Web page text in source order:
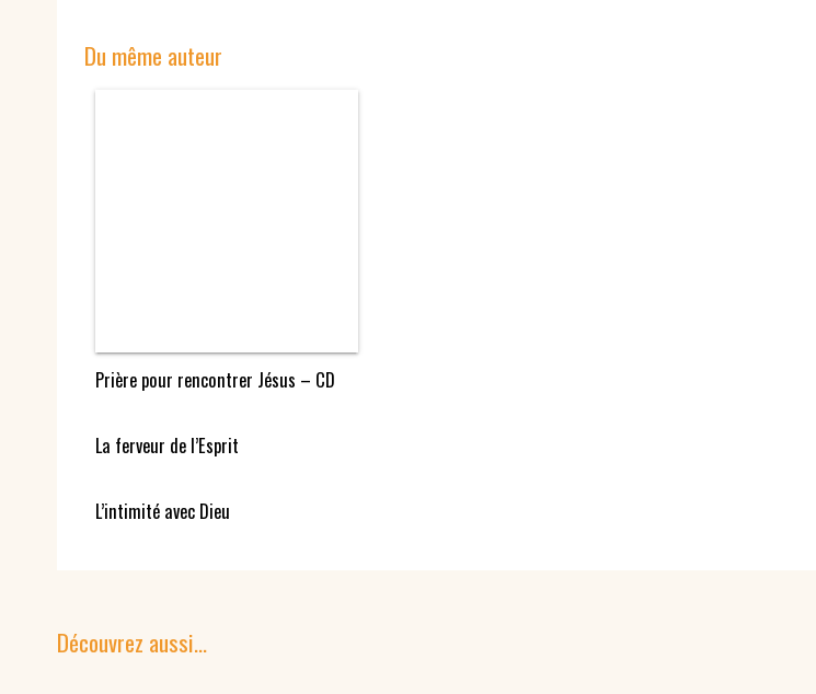
Du même auteur
Prière pour rencontrer Jésus – CD
La ferveur de l’Esprit
L’intimité avec Dieu
Découvrez aussi…